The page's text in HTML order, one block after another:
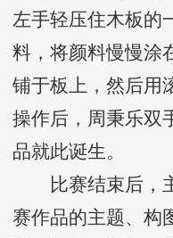
左手轻压住木板的
料，将颜料慢慢涂
铺于板上，然后用
操作后，周秉乐双
品就此诞生。
比赛结束后，主
赛作品的主题、构